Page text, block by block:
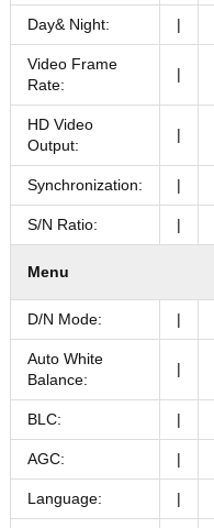
Day& Night: |
Video Frame
Rate:
|
HD Video
Output:
|
Synchronization: |
S/N Ratio: |
Menu
D/N Mode: |
Auto White
Balance:
|
BLC: |
AGC: |
Language: |